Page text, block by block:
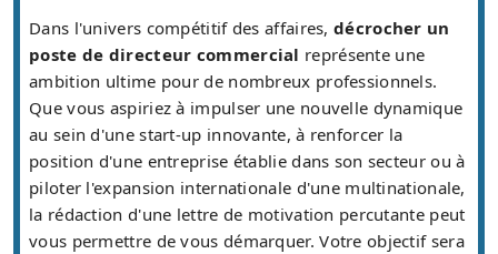
Dans l'univers compétitif des affaires, décrocher un
poste de directeur commercial représente une
ambition ultime pour de nombreux professionnels.
Que vous aspiriez à impulser une nouvelle dynamique
au sein d'une start-up innovante, à renforcer la
position d'une entreprise établie dans son secteur ou à
piloter l'expansion internationale d'une multinationale,
la rédaction d'une lettre de motivation percutante peut
vous permettre de vous démarquer. Votre objectif sera